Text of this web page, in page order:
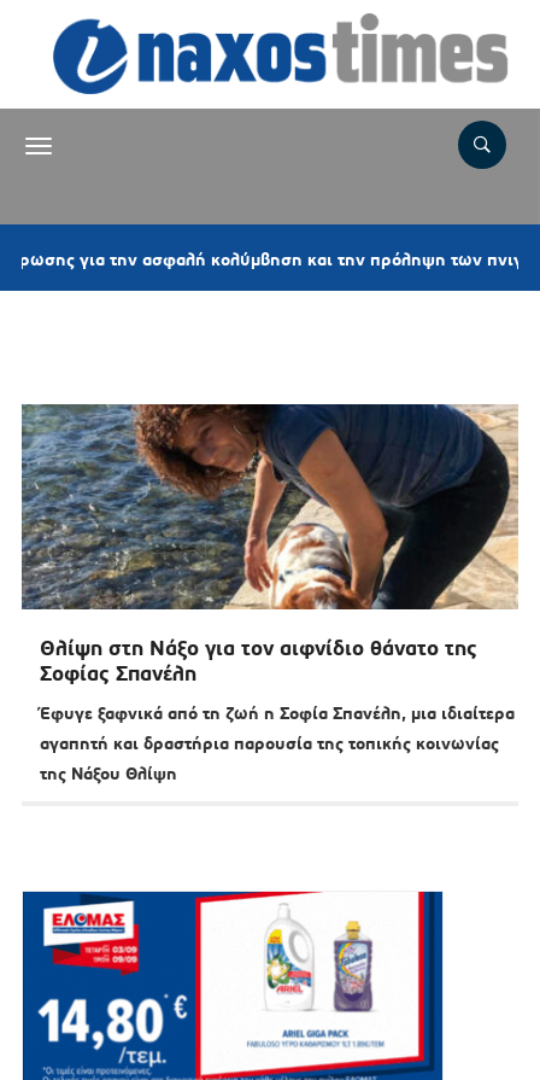
για την ασφαλή κολύμβηση και την πρόληψη των πνιγμών
Θλίψη στη Νάξο για τον αιφνίδιο θάνατο της
Σοφίας Σπανέλη
Έφυγε ξαφνικά από τη ζωή η Σοφία Σπανέλη, μια ιδιαίτερα
αγαπητή και δραστήρια παρουσία της τοπικής κοινωνίας
της Νάξου Θλίψη